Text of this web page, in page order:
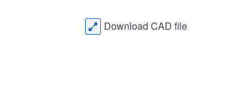
Download CAD file